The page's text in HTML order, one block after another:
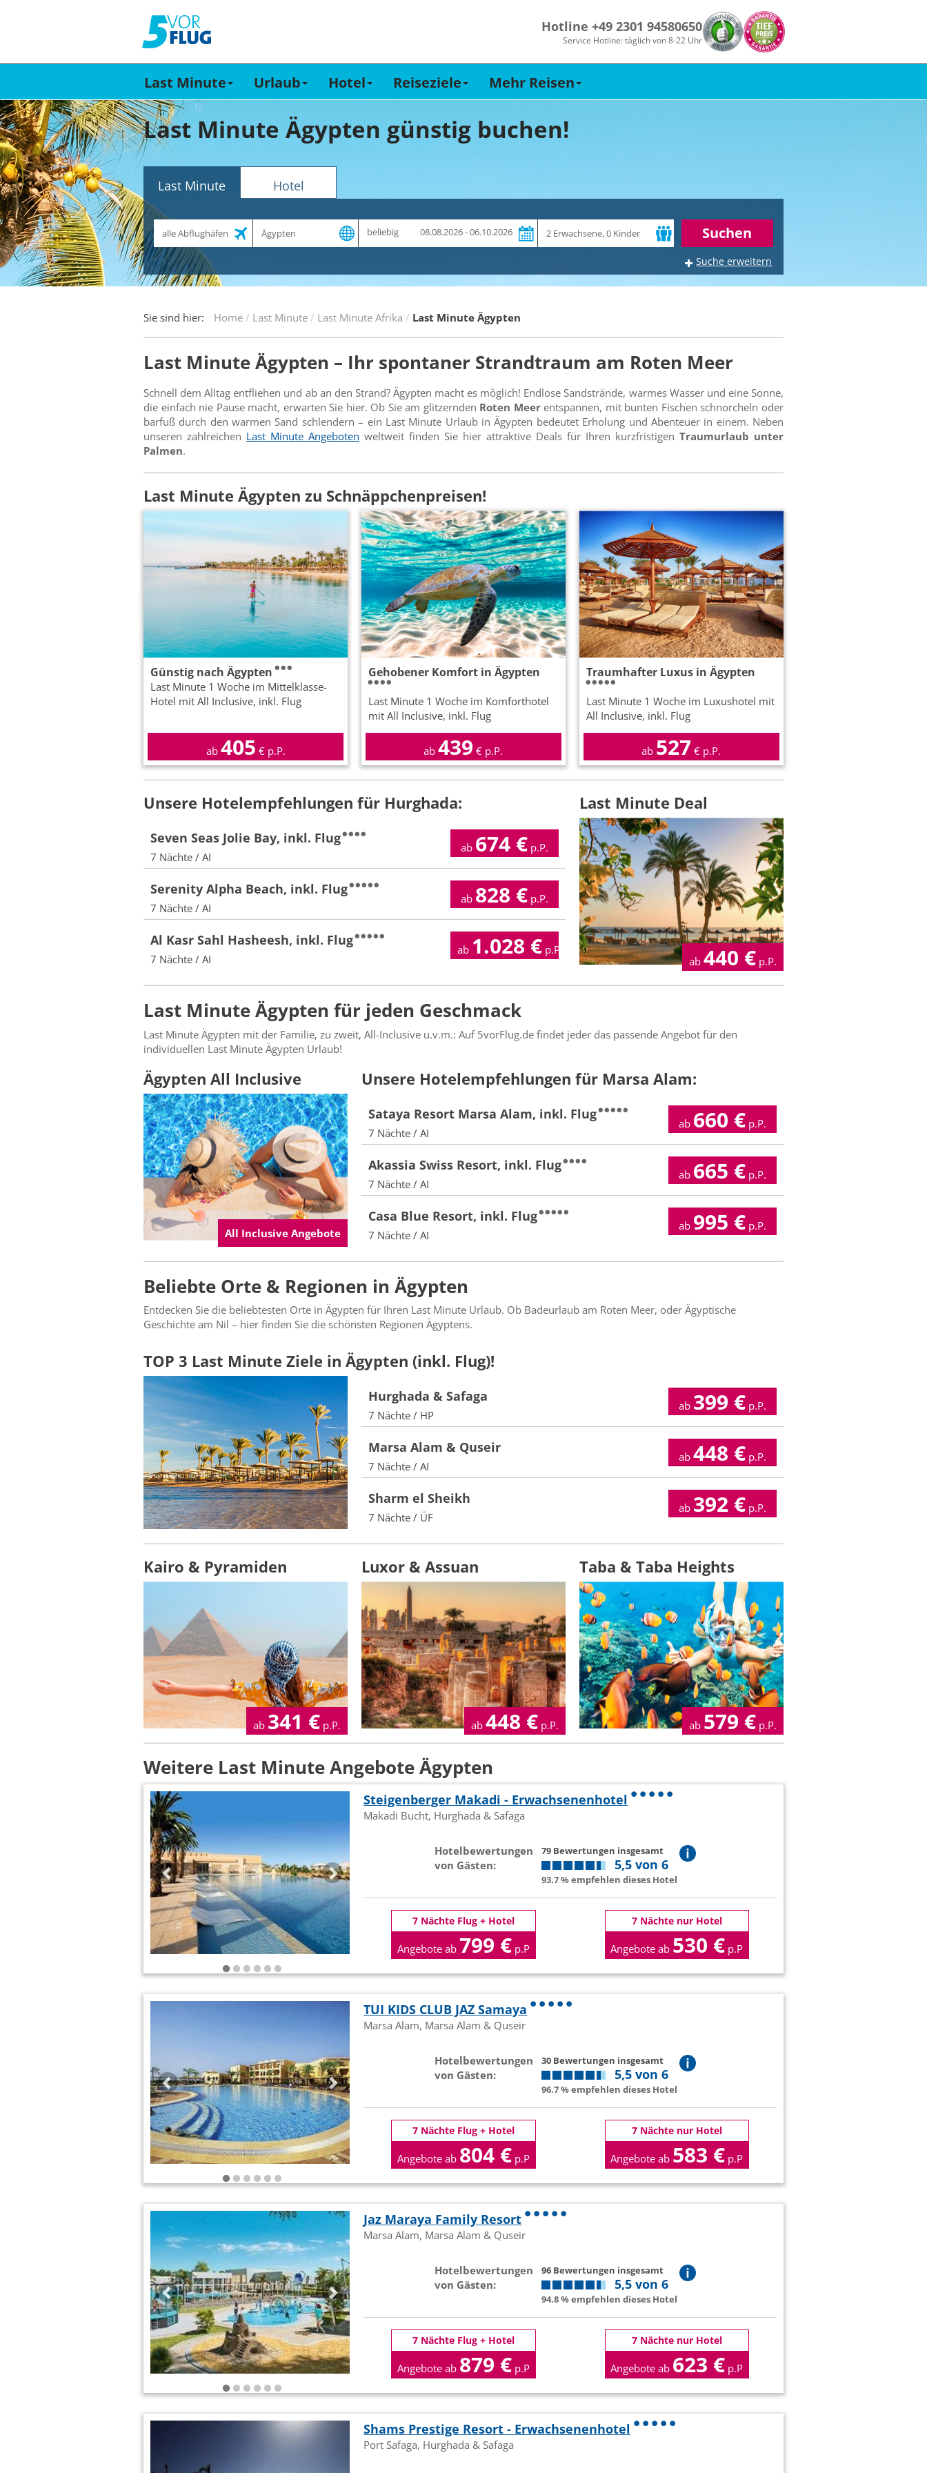
Hotline +49 2301 94580650
Service Hotline: täglich von 8-22 Uhr
Last Minute Urlaub Hotel Reiseziele Mehr Reisen
Last Minute Ägypten günstig buchen!
Last Minute Hotel
Abflughafen Reiseziel
Zeitraum
beliebig 08.08.2026 - 06.10.2026 Suchen
Suche erweitern
Sie sind hier: Home Last Minute Last Minute Afrika Last Minute Ägypten
Last Minute Ägypten – Ihr spontaner Strandtraum am Roten Meer
Schnell dem Alltag entfliehen und ab an den Strand? Ägypten macht es möglich! Endlose Sandstrände, warmes Wasser und eine Sonne,
die einfach nie Pause macht, erwarten Sie hier. Ob Sie am glitzernden Roten Meerentspannen, mit bunten Fischen schnorcheln oder
barfuß durch den warmen Sand schlendern – ein Last Minute Urlaub in Ägypten bedeutet Erholung und Abenteuer in einem. Neben
unseren zahlreichen Last Minute Angeboten weltweit finden Sie hier attraktive Deals für Ihren kurzfristigen Traumurlaub unter
Palmen.
Last Minute Ägypten zu Schnäppchenpreisen!
Günstig nach Ägypten
Last Minute 1 Woche im Mittelklasse-
Hotel mit All Inclusive, inkl. Flug
ab 405 € p.P.
Gehobener Komfort in Ägypten
Last Minute 1 Woche im Komforthotel
mit All Inclusive, inkl. Flug
ab439 € p.P.
Traumhafter Luxus in Ägypten
Last Minute 1 Woche im Luxushotel mit
All Inclusive, inkl. Flug
ab 527 € p.P.
Unsere Hotelempfehlungen für Hurghada:
Seven Seas Jolie Bay, inkl. Flug
7 Nächte / AI
ab 674€ p.P.
Serenity Alpha Beach, inkl. Flug
7 Nächte / AI
ab 828 € p.P.
Al Kasr Sahl Hasheesh, inkl. Flug
7 Nächte / AI
ab 1.028 € p.P.
Last Minute Deal
ab 440 € p.P.
Last Minute Ägypten für jeden Geschmack
Last Minute Ägypten mit der Familie, zu zweit, All-Inclusive u.v.m.: Auf 5vorFlug.de findet jeder das passende Angebot für den
individuellen Last Minute Ägypten Urlaub!
Ägypten All Inclusive
All Inclusive Angebote
Unsere Hotelempfehlungen für Marsa Alam:
Sataya Resort Marsa Alam, inkl. Flug
7 Nächte / AI
ab 660 € p.P.
Akassia Swiss Resort, inkl. Flug
7 Nächte / AI
ab 665 € p.P.
Casa Blue Resort, inkl. Flug
7 Nächte / AI
ab 995 € p.P.
Beliebte Orte & Regionen in Ägypten
Entdecken Sie die beliebtesten Orte in Ägypten für Ihren Last Minute Urlaub. Ob Badeurlaub am Roten Meer, oder Ägyptische
Geschichte am Nil – hier finden Sie die schönsten Regionen Ägyptens.
TOP 3 Last Minute Ziele in Ägypten (inkl. Flug)!
Hurghada & Safaga
7 Nächte / HP
ab 399 € p.P.
Marsa Alam & Quseir
7 Nächte / AI
ab 448 € p.P.
Sharm el Sheikh
7 Nächte / ÜF
ab 392€ p.P.
Kairo & Pyramiden
ab 341 € p.P.
Luxor & Assuan
ab 448 € p.P.
Taba & Taba Heights
ab 579 € p.P.
Weitere Last Minute Angebote Ägypten
Steigenberger Makadi - Erwachsenenhotel
Makadi Bucht, Hurghada & Safaga
Hotelbewertungen
von Gästen:
79 Bewertungen insgesamt
5,5 von 6
93.7 % empfehlen dieses Hotel
7 Nächte Flug + Hotel
Angebote ab 799 € p.P
7 Nächte nur Hotel
Angebote ab 530 € p.P
TUI KIDS CLUB JAZ Samaya
Marsa Alam, Marsa Alam & Quseir
Hotelbewertungen
von Gästen:
30 Bewertungen insgesamt
5,5 von 6
96.7 % empfehlen dieses Hotel
7 Nächte Flug + Hotel
Angebote ab 804 € p.P
7 Nächte nur Hotel
Angebote ab 583 € p.P
Jaz Maraya Family Resort
Marsa Alam, Marsa Alam & Quseir
Hotelbewertungen
von Gästen:
96 Bewertungen insgesamt
5,5 von 6
94.8 % empfehlen dieses Hotel
7 Nächte Flug + Hotel
Angebote ab 879 € p.P
7 Nächte nur Hotel
Angebote ab 623 € p.P
Shams Prestige Resort - Erwachsenenhotel
Port Safaga, Hurghada & Safaga